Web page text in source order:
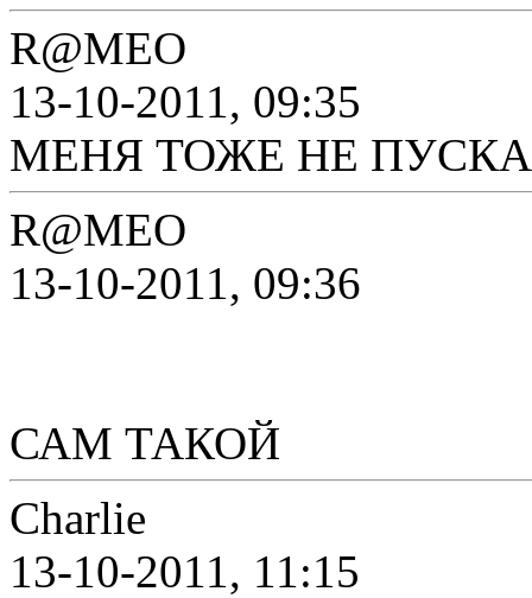
R@MEO
13-10-2011, 09:35
МЕНЯ ТОЖЕ НЕ
R@MEO
13-10-2011, 09:36
САМ ТАКОЙ
Charlie
13-10-2011, 11:15